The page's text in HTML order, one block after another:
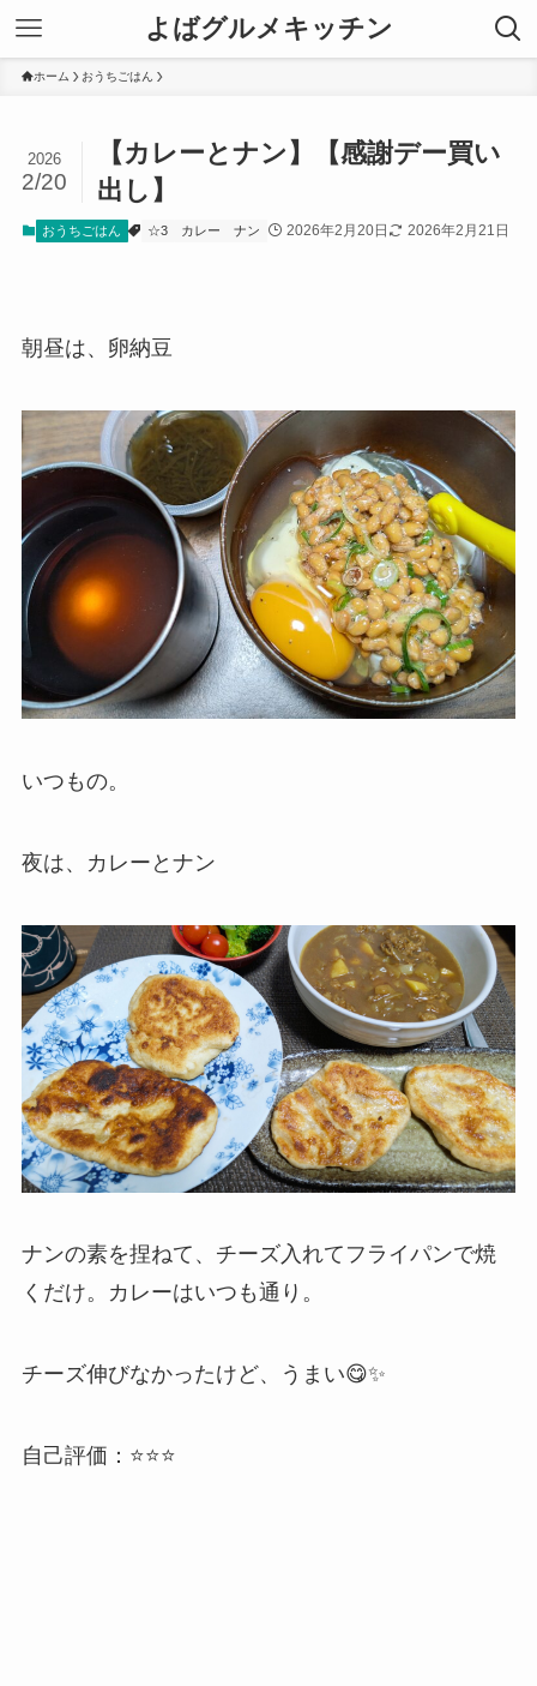
よばグルメキッチン
ホーム おうちごはん
【カレーとナン】【感謝デー買い
出し】
2026
2/20
おうちごはん ☆3 カレー ナン 2026年2月20日 2026年2月21日
朝昼は、卵納豆
いつもの。
夜は、カレーとナン
ナンの素を捏ねて、チーズ入れてフライパンで焼
くだけ。カレーはいつも通り。
チーズ伸びなかったけど、うまい😋✨
自己評価：⭐️⭐️⭐️